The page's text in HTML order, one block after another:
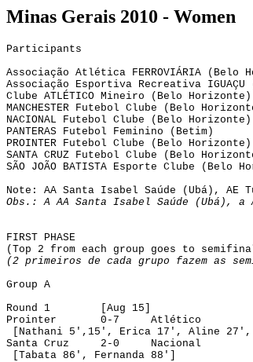
Minas Gerais 2010 - Women
Participants
Associação Atlética FERROVIÁRIA (Belo
Associação Esportiva Recreativa
Clube ATLÉTICO Mineiro (Belo Horizonte)
MANCHESTER Futebol Clube (Belo
NACIONAL Futebol Clube (Belo Horizonte)
PANTERAS Futebol Feminino (Betim)
PROINTER Futebol Clube (Belo Horizonte)
SANTA CRUZ Futebol Clube (Belo
SÃO JOÃO BATISTA Esporte Clube (Belo
Note: AA Santa Isabel Saúde (Ubá), AE
Obs.: A AA Santa Isabel Saúde (Ubá), a
FIRST PHASE
(Top 2 from each group goes to
(2 primeiros de cada grupo fazem as
Group A
Round 1
[Aug 15]
Prointer
0-7
Atlético
Nathani 5 ',15', Erica 17', Aline 27',
Santa Cruz
2-0
Nacional
Tabata 86', Fernanda 88']